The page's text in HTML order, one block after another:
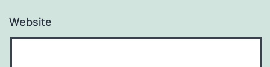
Website